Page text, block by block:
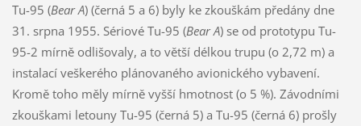
Tu-95 (Bear A) (černá 5 a 6) byly ke zkouškám předány dne
31. srpna 1955. Sériové Tu-95 (Bear A) se od prototypu Tu-
95-2 mírně odlišovaly, a to větší délkou trupu (o 2,72 m) a
instalací veškerého plánovaného avionického vybavení.
Kromě toho měly mírně vyšší hmotnost (o 5 %). Závodními
zkouškami letouny Tu-95 (černá 5) a Tu-95 (černá 6) prošly